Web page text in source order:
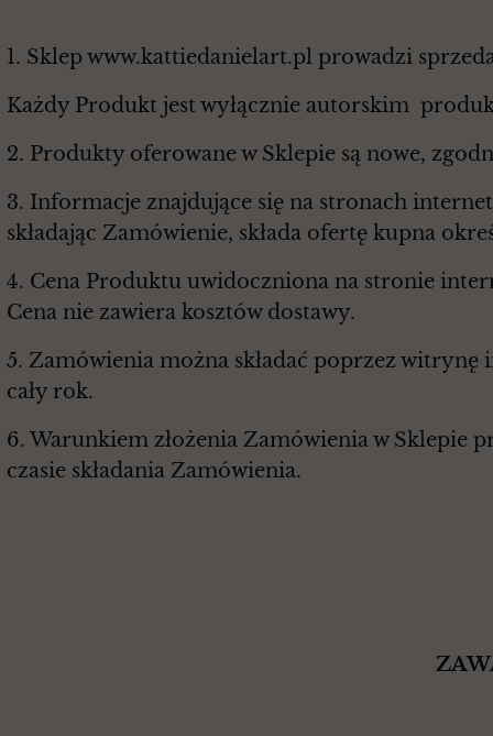
1. Sklep www.kattiedanielart.pl prowadzi
Każdy Produkt jest wyłącznie autorskim
2. Produkty oferowane w Sklepie są nowe,
3. Informacje znajdujące się na stronach
składając Zamówienie, składa ofertę kupna
4. Cena Produktu uwidoczniona na stronie
Cena nie zawiera kosztów dostawy.
5. Zamówienia można składać poprzez
cały rok.
6. Warunkiem złożenia Zamówienia w Sklepie
czasie składania Zamówienia.
ZAWARCIE